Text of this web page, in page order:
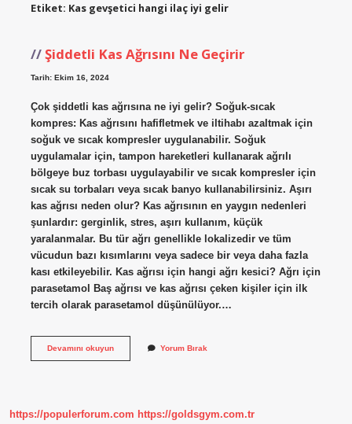
Etiket: Kas gevşetici hangi ilaç iyi gelir
Şiddetli Kas Ağrısını Ne Geçirir
Tarih: Ekim 16, 2024
Çok şiddetli kas ağrısına ne iyi gelir? Soğuk-sıcak
kompres: Kas ağrısını hafifletmek ve iltihabı azaltmak için
soğuk ve sıcak kompresler uygulanabilir. Soğuk
uygulamalar için, tampon hareketleri kullanarak ağrılı
bölgeye buz torbası uygulayabilir ve sıcak kompresler için
sıcak su torbaları veya sıcak banyo kullanabilirsiniz. Aşırı
kas ağrısı neden olur? Kas ağrısının en yaygın nedenleri
şunlardır: gerginlik, stres, aşırı kullanım, küçük
yaralanmalar. Bu tür ağrı genellikle lokalizedir ve tüm
vücudun bazı kısımlarını veya sadece bir veya daha fazla
kası etkileyebilir. Kas ağrısı için hangi ağrı kesici? Ağrı için
parasetamol Baş ağrısı ve kas ağrısı çeken kişiler için ilk
tercih olarak parasetamol düşünülüyor.…
Devamını okuyunŞiddetli
Yorum Bırak
https://populerforum.com https://goldsgym.com.tr